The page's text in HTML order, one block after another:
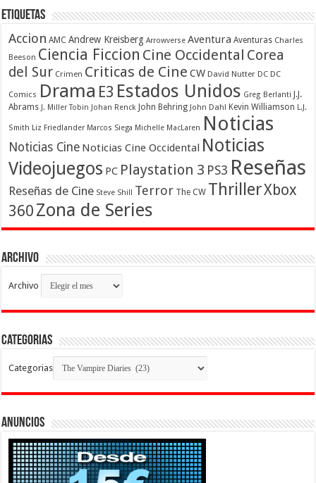
Etiquetas
Accion AMC Andrew Kreisberg Arrowverse Aventura Aventuras Charles
Beeson Ciencia Ficcion Cine Occidental Corea
del Sur Crimen Criticas de Cine CW David Nutter DC DC
Comics Drama E3 Estados Unidos Greg Berlanti J.J.
Abrams J. Miller Tobin Johan Renck John Behring John Dahl Kevin Williamson L.J.
Smith Liz Friedlander Marcos Siega Michelle MacLaren Noticias
Noticias Cine Noticias Cine Occidental Noticias
Videojuegos PC Playstation 3 PS3 Reseñas
Reseñas de Cine Steve Shill Terror The CW ThrillerXbox
360 Zona de Series
Archivo
Archivo
Categorias
Categorias
Anuncios